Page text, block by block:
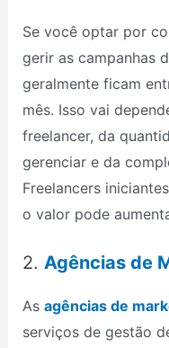
Se você optar por
gerir as campanhas
geralmente ficam
mês. Isso vai
freelancer, da
gerenciar e da
Freelancers
o valor pode
2. Agências de
As agências de
serviços de gestão